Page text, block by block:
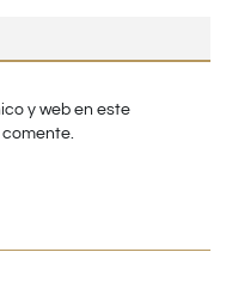
y web en este
comente.